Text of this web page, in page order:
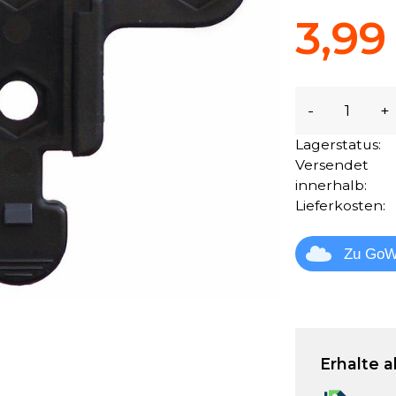
- +
Lagerstatus:
Versendet
innerhalb:
Lieferkosten:
Zu
Erhalte